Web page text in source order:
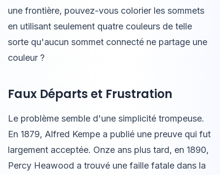
une frontière, pouvez-vous colorier les sommets
en utilisant seulement quatre couleurs de telle
sorte qu'aucun sommet connecté ne partage une
couleur ?
Faux Départs et Frustration
Le problème semble d'une simplicité trompeuse.
En 1879, Alfred Kempe a publié une preuve qui fut
largement acceptée. Onze ans plus tard, en 1890,
Percy Heawood a trouvé une faille fatale dans la